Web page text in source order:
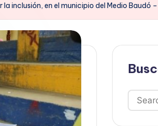
inclusión, en el municipio del Medio Baudó